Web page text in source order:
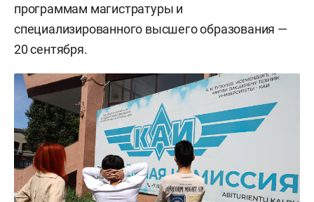
программам магистратуры и
специализированного высшего образования —
20 сентября.